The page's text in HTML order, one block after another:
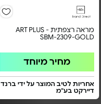
מראה רצפתית - ART PLUS
SBM-2309-GOLD
מחיר מיוחד
אחריות לטיב המוצר על ידי ברנד
דיירקט בע"מ